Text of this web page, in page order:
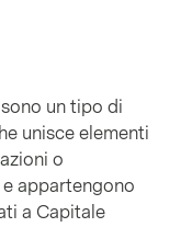
un tipo di
unisce elementi
o
appartengono
a Capitale